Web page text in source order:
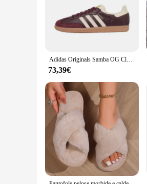
Adidas Originals Samba OG Classic Retro Comode Scarpe da tavolo casual Allenamento tedesco per uomo e donna
73,39€